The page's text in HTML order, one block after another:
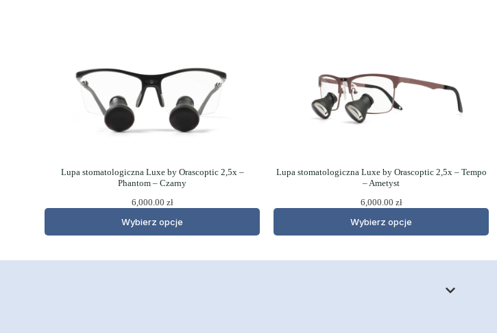
Lupa stomatologiczna Luxe by Orascoptic 2,5x –
Phantom – Czarny
6,000.00 zł
Wybierz opcje
Lupa stomatologiczna Luxe by Orascoptic 2,5x – Tempo
– Ametyst
6,000.00 zł
Wybierz opcje